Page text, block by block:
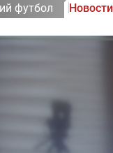
футбол Новости